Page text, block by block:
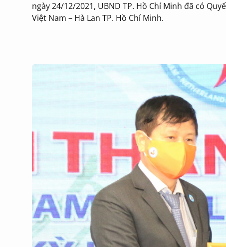
ngày 24/12/2021, UBND TP. Hồ Chí Minh đã có
Việt Nam – Hà Lan TP. Hồ Chí Minh.